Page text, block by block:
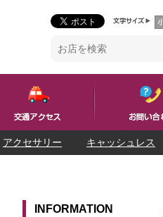
アクセサリー キャッシュレス
INFORMATION